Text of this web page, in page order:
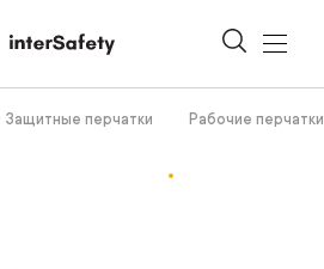
Защитные перчатки Рабочие перчатки